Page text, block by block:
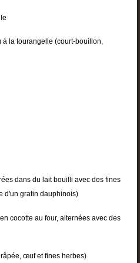
à la tourangelle (court-bouillon,
dans du lait bouilli avec des fines
d'un gratin dauphinois)
cocotte au four, alternées avec des
œuf et fines herbes)